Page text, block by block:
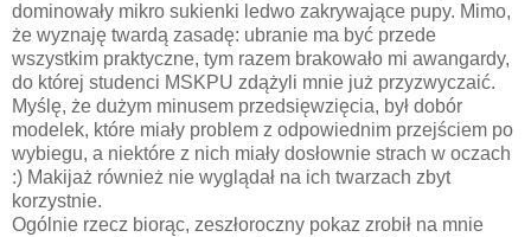
dominowały mikro sukienki ledwo zakrywające pupy. Mimo,
że wyznaję twardą zasadę: ubranie ma być przede
wszystkim praktyczne, tym razem brakowało mi awangardy,
do której studenci MSKPU zdążyli mnie już przyzwyczaić.
Myślę, że dużym minusem przedsięwzięcia, był dobór
modelek, które miały problem z odpowiednim przejściem po
wybiegu, a niektóre z nich miały dosłownie strach w oczach
:) Makijaż również nie wyglądał na ich twarzach zbyt
korzystnie.
Ogólnie rzecz biorąc, zeszłoroczny pokaz zrobił na mnie